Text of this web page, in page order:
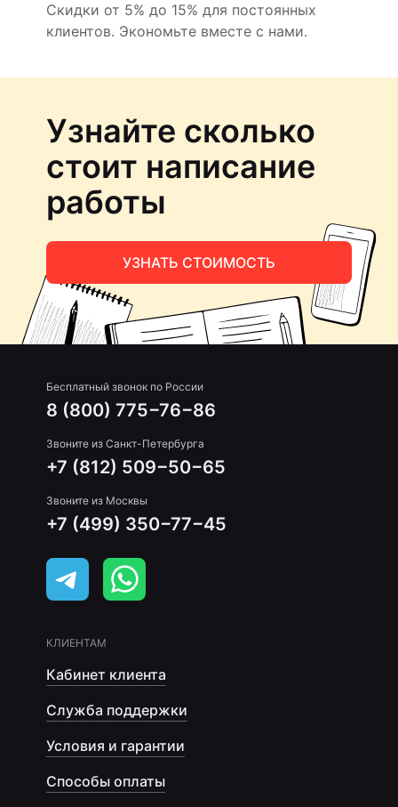
Скидки от 5% до 15% для постоянных
клиентов. Экономьте вместе с нами.
Узнайте сколько
стоит написание
работы
УЗНАТЬ СТОИМОСТЬ
Бесплатный звонок по России
8 (800) 775−76−86
Звоните из Санкт-Петербурга
+7 (812) 509−50−65
Звоните из Москвы
+7 (499) 350−77−45
КЛИЕНТАМ
Кабинет клиента
Служба поддержки
Условия и гарантии
Способы оплаты